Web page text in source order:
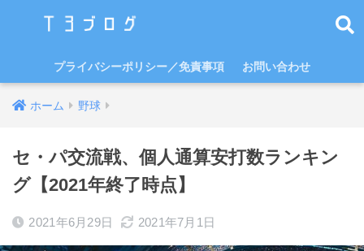
プライバシーポリシー／免責事項 お問い合わせ
ホーム 野球
セ・パ交流戦、個人通算安打数ランキン
グ【2021年終了時点】
2021年6月29日 2021年7月1日